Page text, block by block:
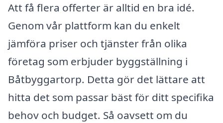
Att få flera offerter är alltid en bra idé.
Genom vår plattform kan du enkelt
jämföra priser och tjänster från olika
företag som erbjuder byggställning i
Båtbyggartorp. Detta gör det lättare att
hitta det som passar bäst för ditt specifika
behov och budget. Så oavsett om du